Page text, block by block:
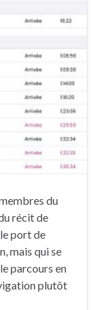
du
récit de
port de
mais qui se
parcours en
plutôt